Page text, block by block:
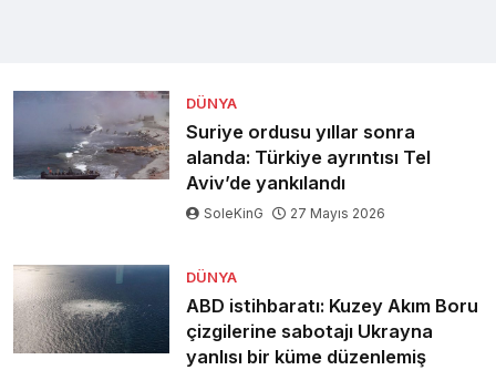
DÜNYA
Suriye ordusu yıllar sonra
alanda: Türkiye ayrıntısı Tel
Aviv’de yankılandı
SoleKinG 27 Mayıs 2026
DÜNYA
ABD istihbaratı: Kuzey Akım Boru
çizgilerine sabotajı Ukrayna
yanlısı bir küme düzenlemiş